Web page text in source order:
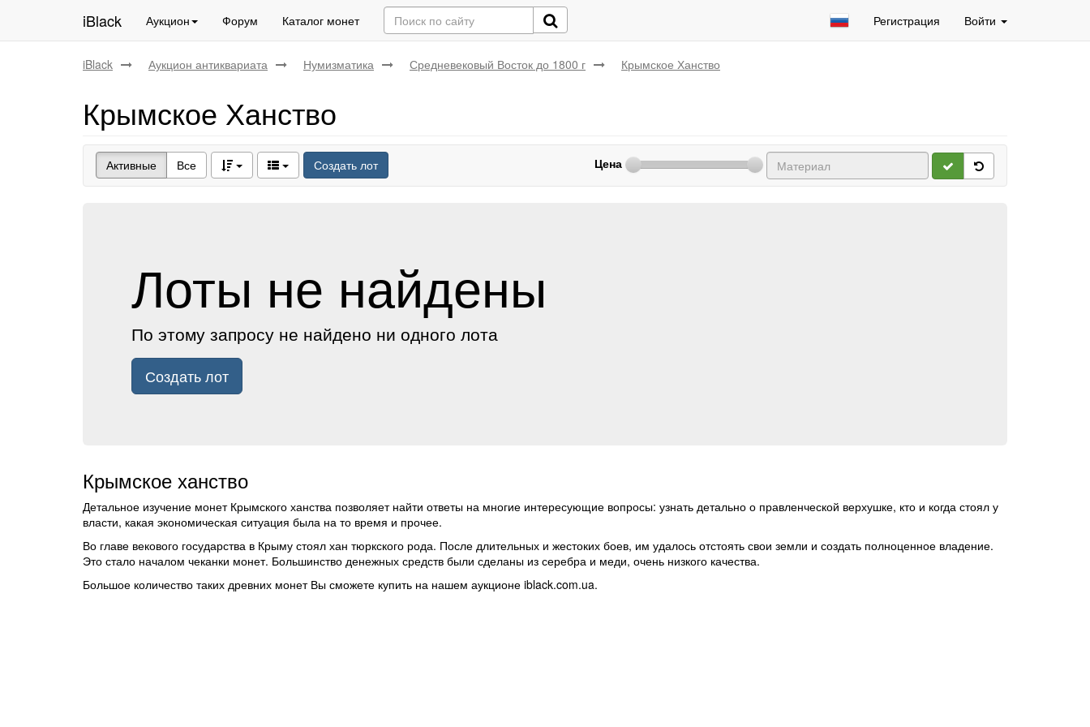
iBlack Аукцион Форум Каталог монет Регистрация Войти
iBlack Аукцион антиквариата Нумизматика Средневековый Восток до 1800 г Крымское Ханство
Крымское Ханство
Активные Все Создать лот Цена
Лоты не найдены
По этому запросу не найдено ни одного лота
Создать лот
Крымское ханство
Детальное изучение монет Крымского ханства позволяет найти ответы на многие интересующие вопросы: узнать детально о правленческой верхушке, кто и когда стоял у
власти, какая экономическая ситуация была на то время и прочее.
Во главе векового государства в Крыму стоял хан тюркского рода. После длительных и жестоких боев, им удалось отстоять свои земли и создать полноценное владение.
Это стало началом чеканки монет. Большинство денежных средств были сделаны из серебра и меди, очень низкого качества.
Большое количество таких древних монет Вы сможете купить на нашем аукционе iblack.com.ua.